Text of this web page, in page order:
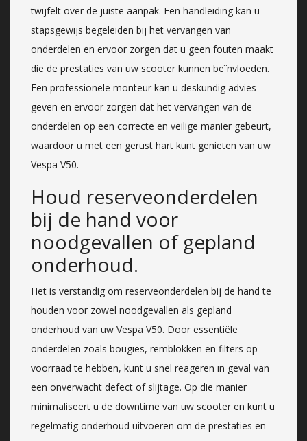
twijfelt over de juiste aanpak. Een handleiding kan u
stapsgewijs begeleiden bij het vervangen van
onderdelen en ervoor zorgen dat u geen fouten maakt
die de prestaties van uw scooter kunnen beïnvloeden.
Een professionele monteur kan u deskundig advies
geven en ervoor zorgen dat het vervangen van de
onderdelen op een correcte en veilige manier gebeurt,
waardoor u met een gerust hart kunt genieten van uw
Vespa V50.
Houd reserveonderdelen
bij de hand voor
noodgevallen of gepland
onderhoud.
Het is verstandig om reserveonderdelen bij de hand te
houden voor zowel noodgevallen als gepland
onderhoud van uw Vespa V50. Door essentiële
onderdelen zoals bougies, remblokken en filters op
voorraad te hebben, kunt u snel reageren in geval van
een onverwacht defect of slijtage. Op die manier
minimaliseert u de downtime van uw scooter en kunt u
regelmatig onderhoud uitvoeren om de prestaties en